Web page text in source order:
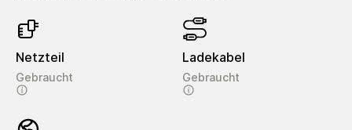
Netzteil
Gebraucht
Ladekabel
Gebraucht